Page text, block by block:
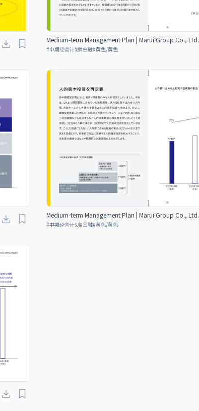
Medium-term Management Plan | Marui Group Co., Ltd.
#中期经营计划#金融#黄色/黄色
Medium-term Management Plan | Marui Group Co., Ltd.
#中期经营计划#金融#黄色/黄色